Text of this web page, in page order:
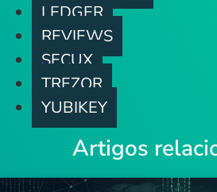
LEDGER
REVIEWS
SECUX
TREZOR
YUBIKEY
Artigos